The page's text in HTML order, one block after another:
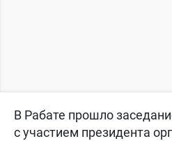
В Рабате прошло
с участием президента